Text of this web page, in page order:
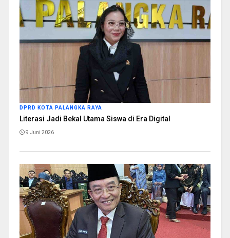
DPRD KOTA PALANGKA RAYA
Literasi Jadi Bekal Utama Siswa di Era Digital
9 Juni 2026